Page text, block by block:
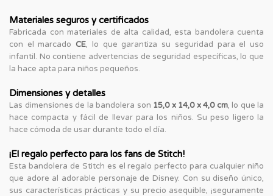
Materiales seguros y certificados
Fabricada con materiales de alta calidad, esta bandolera cuenta
con el marcado CE, lo que garantiza su seguridad para el uso
infantil. No contiene advertencias de seguridad específicas, lo que
la hace apta para niños pequeños.
Dimensiones y detalles
Las dimensiones de la bandolera son 15,0 x 14,0 x 4,0 cm, lo que la
hace compacta y fácil de llevar para los niños. Su peso ligero la
hace cómoda de usar durante todo el día.
¡El regalo perfecto para los fans de Stitch!
Esta bandolera de Stitch es el regalo perfecto para cualquier niño
que adore al adorable personaje de Disney. Con su diseño único,
sus características prácticas y su precio asequible, ¡seguramente